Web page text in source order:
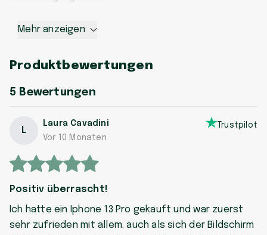
Mehr anzeigen
Produktbewertungen
5 Bewertungen
L
Laura Cavadini
Vor 10 Monaten
Trustpilot
Positiv überrascht!
Ich hatte ein Iphone 13 Pro gekauft und war zuerst
sehr zufrieden mit allem. auch als sich der Bildschirm